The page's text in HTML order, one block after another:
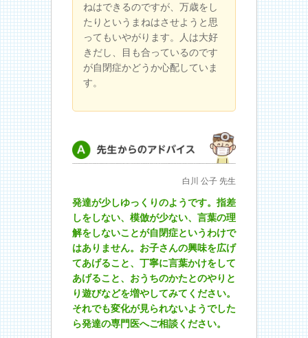
ねはできるのですが、万歳をし
たりというまねはさせようと思
ってもいやがります。人は大好
きだし、目も合っているのです
が自閉症かどうか心配していま
す。
先生からのアドバイス白川 公子 先生
発達が少しゆっくりのようです。指差
しをしない、模倣が少ない、言葉の理
解をしないことが自閉症というわけで
はありません。お子さんの興味を広げ
てあげること、丁寧に言葉かけをして
あげること、おうちのかたとのやりと
り遊びなどを増やしてみてください。
それでも変化が見られないようでした
ら発達の専門医へご相談ください。